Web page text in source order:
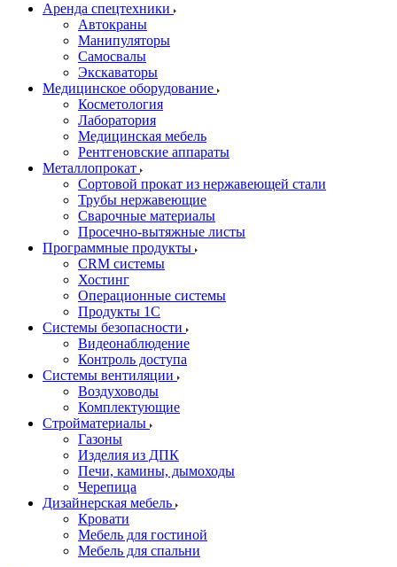
Аренда спецтехники
Автокраны
Манипуляторы
Самосвалы
Экскаваторы
Медицинское оборудование
Косметология
Лаборатория
Медицинская мебель
Рентгеновские аппараты
Металлопрокат
Сортовой прокат из нержавеющей стали
Трубы нержавеющие
Сварочные материалы
Просечно-вытяжные листы
Программные продукты
CRM системы
Хостинг
Операционные системы
Продукты 1С
Системы безопасности
Видеонаблюдение
Контроль доступа
Системы вентиляции
Воздуховоды
Комплектующие
Стройматериалы
Газоны
Изделия из ДПК
Печи, камины, дымоходы
Черепица
Дизайнерская мебель
Кровати
Мебель для гостиной
Мебель для спальни